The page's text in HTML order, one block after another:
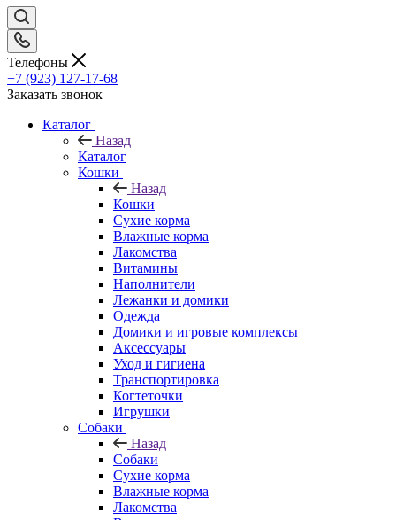
Телефоны
+7 (923) 127-17-68
Заказать звонок
Каталог
Назад
Каталог
Кошки
Назад
Кошки
Сухие корма
Влажные корма
Лакомства
Витамины
Наполнители
Лежанки и домики
Одежда
Домики и игровые комплексы
Аксессуары
Уход и гигиена
Транспортировка
Когтеточки
Игрушки
Собаки
Назад
Собаки
Сухие корма
Влажные корма
Лакомства